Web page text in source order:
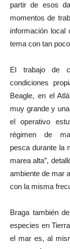
partir de esos
momentos de
información local
tema con tan
El trabajo de
condiciones
Beagle, en el
muy grande y
el operativo
régimen de
pesca durante la
marea alta”,
ambiente de mar
con la misma
Braga también
especies en
el mar es, al